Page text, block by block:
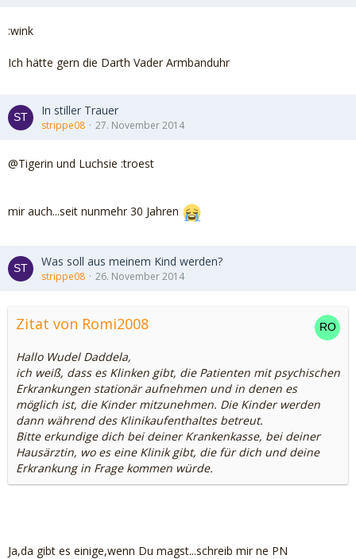
:wink
Ich hätte gern die Darth Vader Armbanduhr
In stiller Trauer
strippe08 27. November 2014
@Tigerin und Luchsie :troest
mir auch...seit nunmehr 30 Jahren
Was soll aus meinem Kind werden?
strippe08 26. November 2014
Zitat von Romi2008
Hallo Wudel Daddela,
ich weiß, dass es Klinken gibt, die Patienten mit psychischen
Erkrankungen stationär aufnehmen und in denen es
möglich ist, die Kinder mitzunehmen. Die Kinder werden
dann während des Klinikaufenthaltes betreut.
Bitte erkundige dich bei deiner Krankenkasse, bei deiner
Hausärztin, wo es eine Klinik gibt, die für dich und deine
Erkrankung in Frage kommen würde.
Ja,da gibt es einige,wenn Du magst...schreib mir ne PN